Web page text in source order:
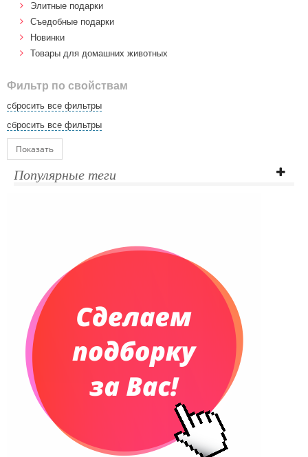
Элитные подарки
Cъедобные подарки
Новинки
Товары для домашних животных
Фильтр по свойствам
сбросить все фильтры
сбросить все фильтры
Показать
Популярные теги